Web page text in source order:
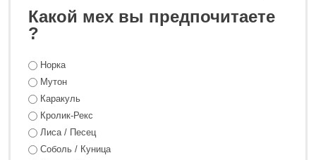
0 ₽ 28 800 ₽
Какой мех вы предпочитаете
?
Норка
Мутон
Каракуль
Кролик-Рекс
Лиса / Песец
Соболь / Куница